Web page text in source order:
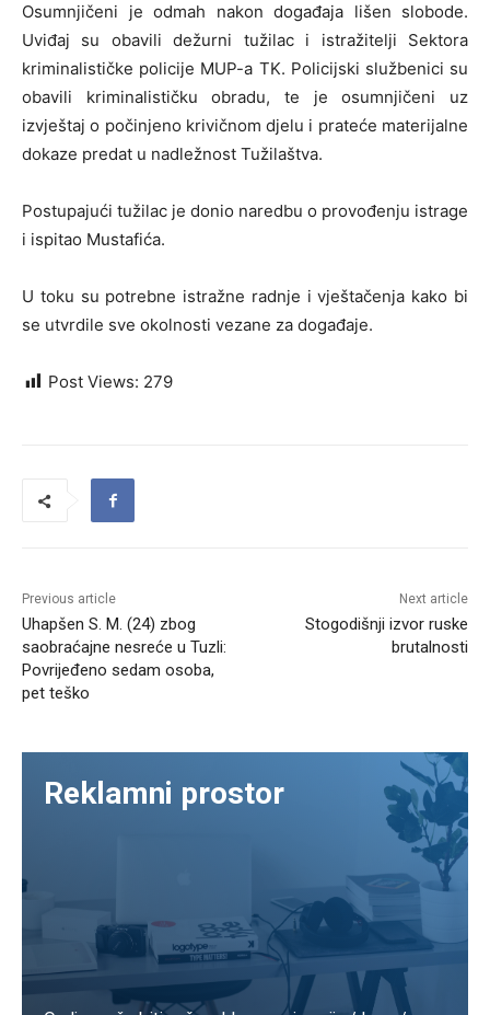
Osumnjičeni je odmah nakon događaja lišen slobode.
Uviđaj su obavili dežurni tužilac i istražitelji Sektora
kriminalističke policije MUP-a TK. Policijski službenici su
obavili kriminalističku obradu, te je osumnjičeni uz
izvještaj o počinjeno krivičnom djelu i prateće materijalne
dokaze predat u nadležnost Tužilaštva.
Postupajući tužilac je donio naredbu o provođenju istrage
i ispitao Mustafića.
U toku su potrebne istražne radnje i vještačenja kako bi
se utvrdile sve okolnosti vezane za događaje.
Post Views: 279
Previous article
Uhapšen S. M. (24) zbog
saobraćajne nesreće u Tuzli:
Povrijeđeno sedam osoba,
pet teško
Next article
Stogodišnji izvor ruske
brutalnosti
Reklamni prostor